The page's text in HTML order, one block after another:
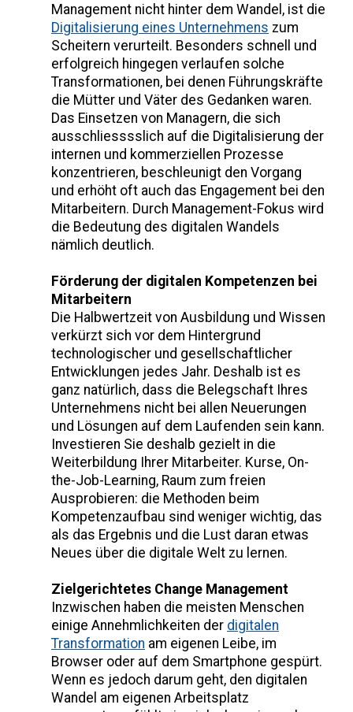
Management nicht hinter dem Wandel, ist die
Digitalisierung eines Unternehmens zum
Scheitern verurteilt. Besonders schnell und
erfolgreich hingegen verlaufen solche
Transformationen, bei denen Führungskräfte
die Mütter und Väter des Gedanken waren.
Das Einsetzen von Managern, die sich
ausschliesssslich auf die Digitalisierung der
internen und kommerziellen Prozesse
konzentrieren, beschleunigt den Vorgang
und erhöht oft auch das Engagement bei den
Mitarbeitern. Durch Management-Fokus wird
die Bedeutung des digitalen Wandels
nämlich deutlich.
Förderung der digitalen Kompetenzen bei
Mitarbeitern
Die Halbwertzeit von Ausbildung und Wissen
verkürzt sich vor dem Hintergrund
technologischer und gesellschaftlicher
Entwicklungen jedes Jahr. Deshalb ist es
ganz natürlich, dass die Belegschaft Ihres
Unternehmens nicht bei allen Neuerungen
und Lösungen auf dem Laufenden sein kann.
Investieren Sie deshalb gezielt in die
Weiterbildung Ihrer Mitarbeiter. Kurse, On-
the-Job-Learning, Raum zum freien
Ausprobieren: die Methoden beim
Kompetenzaufbau sind weniger wichtig, das
als das Ergebnis und die Lust daran etwas
Neues über die digitale Welt zu lernen.
Zielgerichtetes Change Management
Inzwischen haben die meisten Menschen
einige Annehmlichkeiten der digitalen
Transformation am eigenen Leibe, im
Browser oder auf dem Smartphone gespürt.
Wenn es jedoch darum geht, den digitalen
Wandel am eigenen Arbeitsplatz